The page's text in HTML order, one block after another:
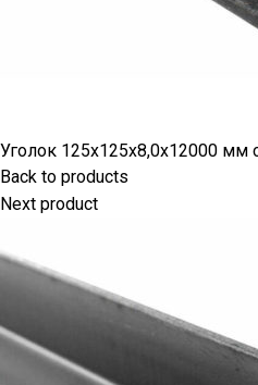
Уголок 125х125х8,0х12000 мм
Back to products
Next product